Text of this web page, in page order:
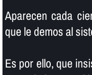
Aparecen cada
que le demos al
Es por ello, que